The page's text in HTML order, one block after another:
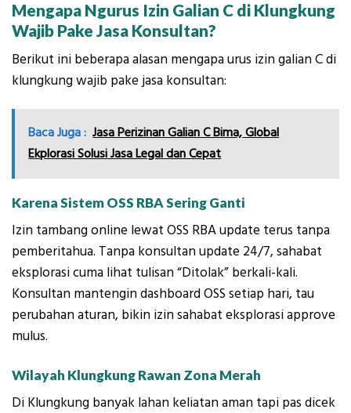
Mengapa Ngurus Izin Galian C di Klungkung
Wajib Pake Jasa Konsultan?
Berikut ini beberapa alasan mengapa urus izin galian C di
klungkung wajib pake jasa konsultan:
Baca Juga : Jasa Perizinan Galian C Bima, Global
Ekplorasi Solusi Jasa Legal dan Cepat
Karena Sistem OSS RBA Sering Ganti
Izin tambang online lewat OSS RBA update terus tanpa
pemberitahua. Tanpa konsultan update 24/7, sahabat
eksplorasi cuma lihat tulisan “Ditolak” berkali-kali.
Konsultan mantengin dashboard OSS setiap hari, tau
perubahan aturan, bikin izin sahabat eksplorasi approve
mulus.
Wilayah Klungkung Rawan Zona Merah
Di Klungkung banyak lahan keliatan aman tapi pas dicek